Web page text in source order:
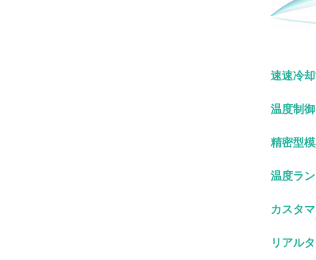
速速冷
温度制
精密型
温度ラ
カスタ
リアル